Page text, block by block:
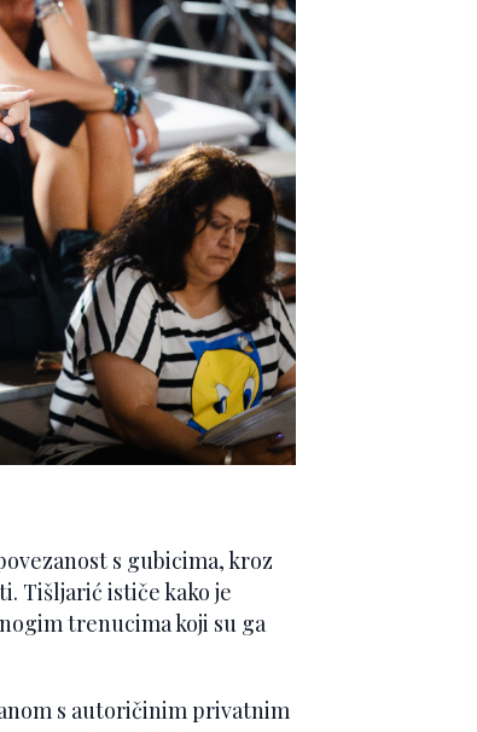
s gubicima, kroz
Tišljarić ističe kako je
trenucima koji su ga
s autoričinim privatnim